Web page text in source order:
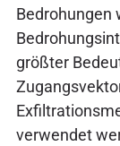
Bedrohungen
größter
verwendet